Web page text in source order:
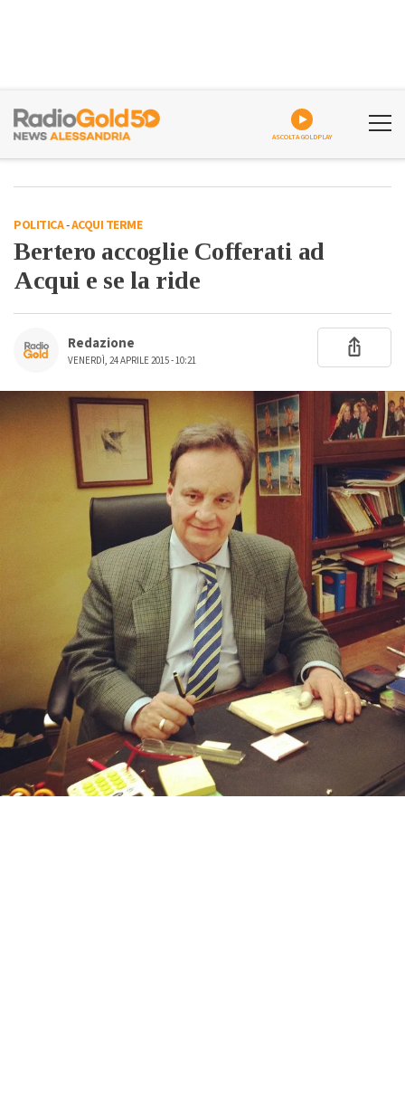
ASCOLTA GOLDPLAY
POLITICA-ACQUI TERME
Bertero accoglie Cofferati ad
Acqui e se la ride
Redazione
VENERDÌ, 24 APRILE 2015 - 10:21